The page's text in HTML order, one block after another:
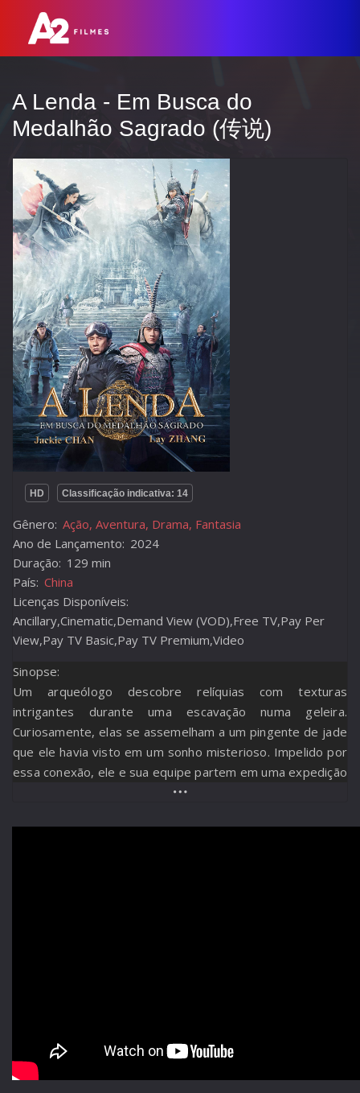
A Lenda - Em Busca do
Medalhão Sagrado (传说)
HD Classificação indicativa: 14
Gênero: Ação, Aventura, Drama, Fantasia
Ano de Lançamento: 2024
Duração: 129 min
País: China
Licenças Disponíveis:
Ancillary,Cinematic,Demand View (VOD),Free TV,Pay Per
View,Pay TV Basic,Pay TV Premium,Video
Sinopse:
Um arqueólogo descobre relíquias com texturas
intrigantes durante uma escavação numa geleira.
Curiosamente, elas se assemelham a um pingente de jade
que ele havia visto em um sonho misterioso. Impelido por
essa conexão, ele e sua equipe partem em uma expedição
profunda ao coração do gelo, tentando desvendar